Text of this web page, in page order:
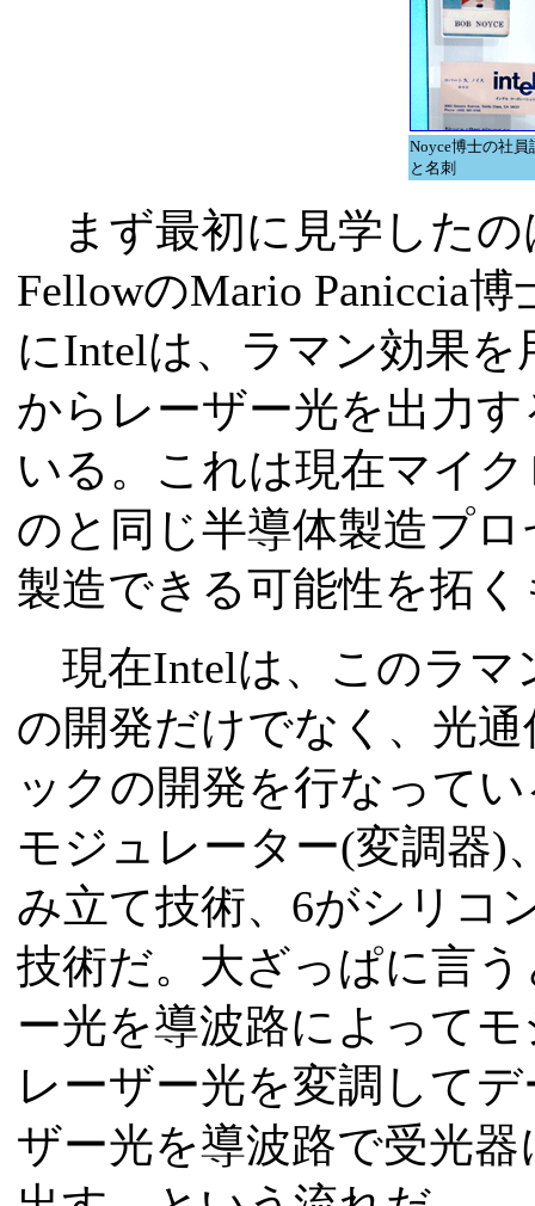
Noyce博士の社員
と名刺
まず最初に見学したの
FellowのMario Paniccia
にIntelは、ラマン効果
からレーザー光を出力
いる。これは現在マイ
のと同じ半導体製造プ
製造できる可能性を拓
現在Intelは、このラマ
の開発だけでなく、光
ックの開発を行なって
モジュレーター(変調器)
み立て技術、6がシリコ
技術だ。大ざっぱに言
ー光を導波路によって
レーザー光を変調して
ザー光を導波路で受光